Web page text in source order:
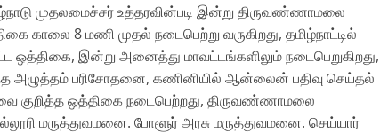
முதலமைச்சர் உத்தரவின்படி இன்று திருவண்ணாமலை
காலை 8 மணி முதல் நடைபெற்று வருகிறது, தமிழ்நாட்டில்
ஒத்திகை, இன்று அனைத்து மாவட்டங்களிலும் நடைபெறுகிறது,
அழுத்தம் பரிசோதனை, கணினியில் ஆன்லைன் பதிவு செய்தல்
குறித்த ஒத்திகை நடைபெற்றது, திருவண்ணாமலை
மருத்துவமனை. போளூர் அரசு மருத்துவமனை. செய்யார்